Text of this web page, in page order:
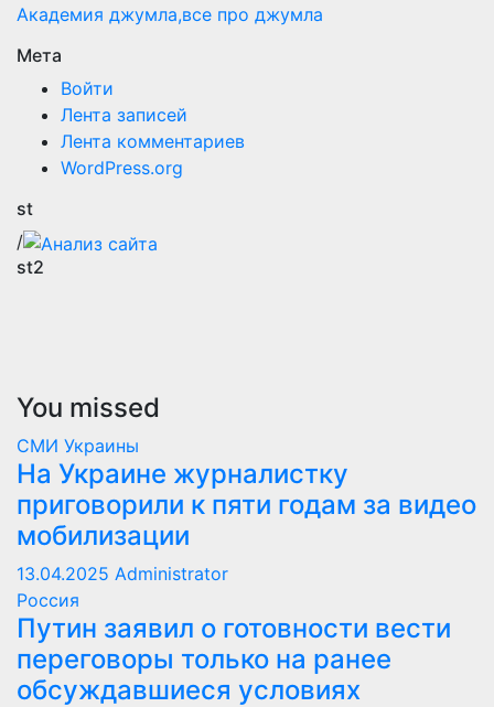
Академия джумла,все про джумла
Мета
Войти
Лента записей
Лента комментариев
WordPress.org
st
/
st2
You missed
СМИ Украины
На Украине журналистку
приговорили к пяти годам за видео
мобилизации
13.04.2025 Administrator
Россия
Путин заявил о готовности вести
переговоры только на ранее
обсуждавшиеся условиях